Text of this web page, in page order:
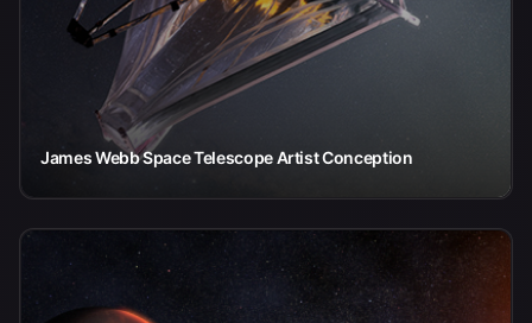
James Webb Space Telescope Artist Conception